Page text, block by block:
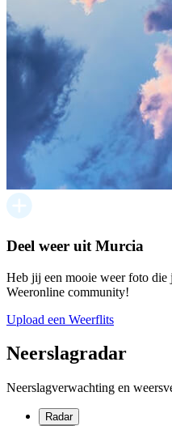
Deel weer uit Murcia
Heb jij een mooie weer foto
Weeronline community!
Upload een Weerflits
Neerslagradar
Neerslagverwachting en
Radar